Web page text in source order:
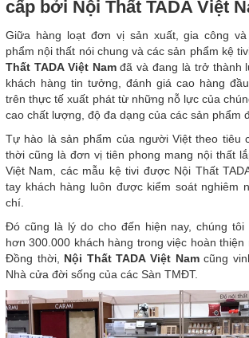
cấp bởi Nội Thất TADA Việt
Giữa hàng loạt đơn vị sản xuất, gia công
phẩm nội thất nói chung và các sản phẩm kệ
Thất TADA Việt Namđã và đang là trở thành
khách hàng tin tưởng, đánh giá cao hàng
trên thực tế xuất phát từ những nỗ lực của
cao chất lượng, độ đa dạng của các sản phẩm
Tự hào là sản phẩm của người Việt theo tiêu
thời cũng là đơn vị tiên phong mang nội thất
Việt Nam, các mẫu kệ tivi được Nội Thất
tay khách hàng luôn được kiểm soát nghiêm
chí.
Đó cũng là lý do cho đến hiện nay, chúng tôi
hơn 300.000 khách hàng trong việc hoàn thiện
Đồng thời, Nội Thất TADA Việt Namcũng
Nhà cửa đời sống của các Sàn TMĐT.